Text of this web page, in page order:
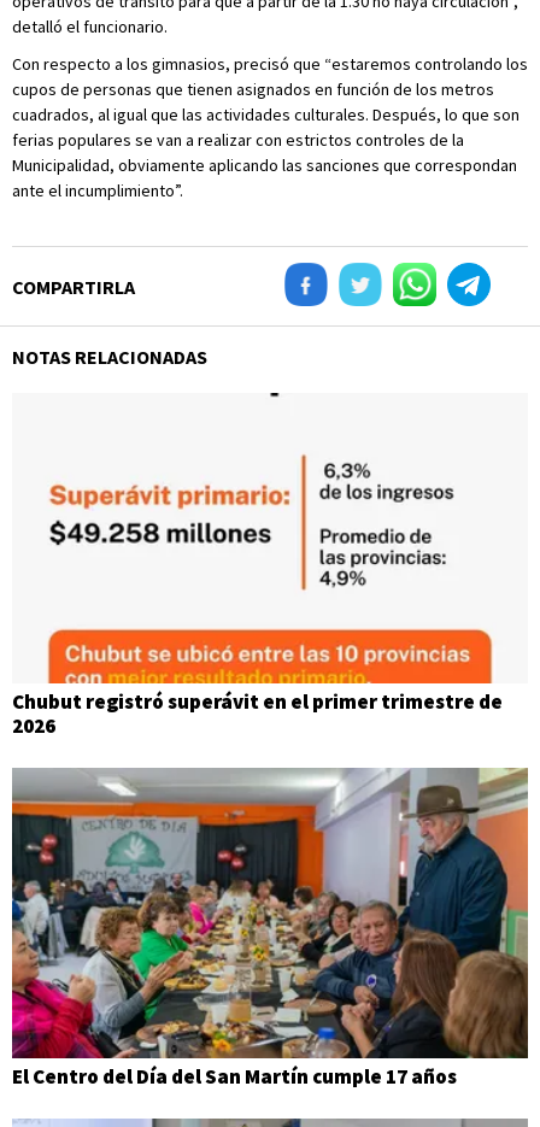
detalló el funcionario.
Con respecto a los gimnasios, precisó que “estaremos controlando los
cupos de personas que tienen asignados en función de los metros
cuadrados, al igual que las actividades culturales. Después, lo que son
ferias populares se van a realizar con estrictos controles de la
Municipalidad, obviamente aplicando las sanciones que correspondan
ante el incumplimiento”.
COMPARTIRLA
NOTAS RELACIONADAS
Chubut registró superávit en el primer trimestre de
2026
El Centro del Día del San Martín cumple 17 años